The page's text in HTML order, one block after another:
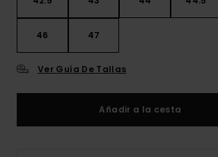
46 47
Ver Guía De Tallas
Añadir a la cesta